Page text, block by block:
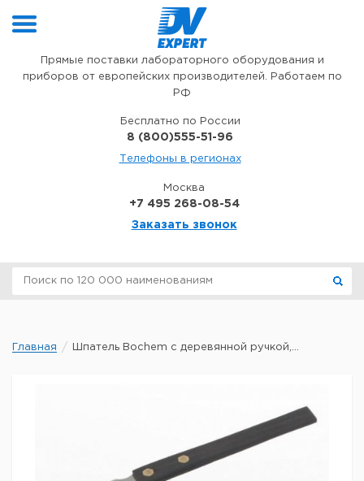
Прямые поставки лабораторного оборудования и
приборов от европейских производителей. Работаем по
РФ
Бесплатно по России
8 (800)555-51-96
Телефоны в регионах
Москва
+7 495 268-08-54
Заказать звонок
Главная Шпатель Bochem с деревянной ручкой,...